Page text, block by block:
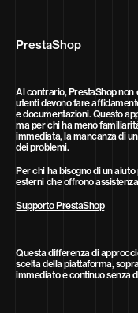
PrestaShop
Al contrario, PrestaShop non
utenti devono fare
e documentazioni. Questo
ma per chi ha meno
immediata, la mancanza di
dei problemi.
Per chi ha bisogno di un
esterni che offrono
Supporto PrestaShop
Questa differenza di
scelta della piattaforma,
immediato e continuo senza